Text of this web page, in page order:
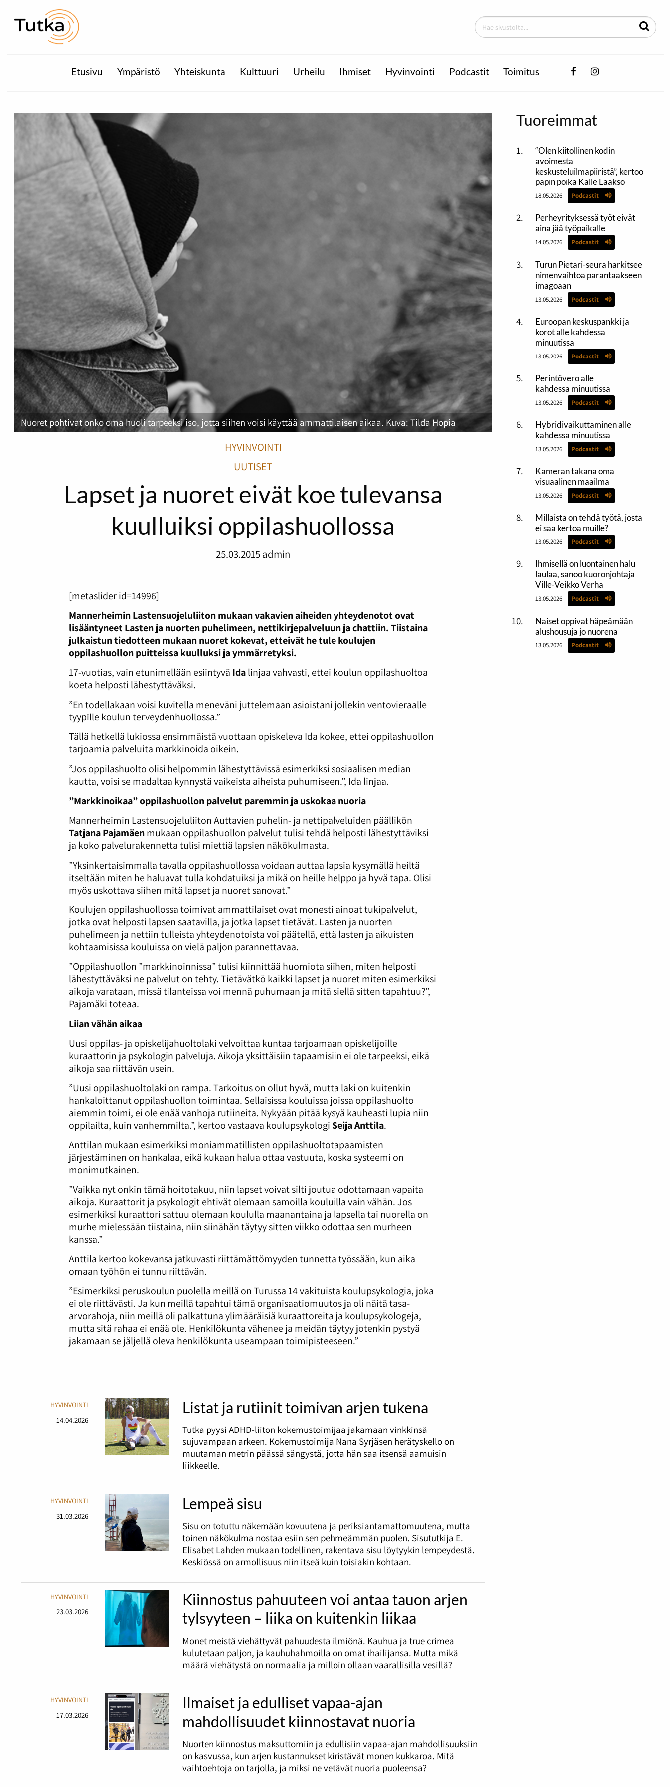
Etusivu Ympäristö Yhteiskunta Kulttuuri Urheilu Ihmiset Hyvinvointi Podcastit Toimitus FacebookInstagram
Nuoret pohtivat onko oma huoli tarpeeksi iso, jotta siihen voisi käyttää ammattilaisen aikaa. Kuva: Tilda Hopia
HYVINVOINTI
UUTISET
Lapset ja nuoret eivät koe tulevansa
kuulluiksi oppilashuollossa
25.03.2015admin
[metaslider id=14996]
Mannerheimin Lastensuojeluliiton mukaan vakavien aiheiden yhteydenotot ovat
lisääntyneet Lasten ja nuorten puhelimeen, nettikirjepalveluun ja chattiin. Tiistaina
julkaistun tiedotteen mukaan nuoret kokevat, etteivät he tule koulujen
oppilashuollon puitteissa kuulluksi ja ymmärretyksi.
17-vuotias, vain etunimellään esiintyvä Idalinjaa vahvasti, ettei koulun oppilashuoltoa
koeta helposti lähestyttäväksi.
”En todellakaan voisi kuvitella meneväni juttelemaan asioistani jollekin ventovieraalle
tyypille koulun terveydenhuollossa.”
Tällä hetkellä lukiossa ensimmäistä vuottaan opiskeleva Ida kokee, ettei oppilashuollon
tarjoamia palveluita markkinoida oikein.
”Jos oppilashuolto olisi helpommin lähestyttävissä esimerkiksi sosiaalisen median
kautta, voisi se madaltaa kynnystä vaikeista aiheista puhumiseen.”, Ida linjaa.
”Markkinoikaa” oppilashuollon palvelut paremmin ja uskokaa nuoria
Mannerheimin Lastensuojeluliiton Auttavien puhelin- ja nettipalveluiden päällikön
Tatjana Pajamäenmukaan oppilashuollon palvelut tulisi tehdä helposti lähestyttäviksi
ja koko palvelurakennetta tulisi miettiä lapsien näkökulmasta.
”Yksinkertaisimmalla tavalla oppilashuollossa voidaan auttaa lapsia kysymällä heiltä
itseltään miten he haluavat tulla kohdatuiksi ja mikä on heille helppo ja hyvä tapa. Olisi
myös uskottava siihen mitä lapset ja nuoret sanovat.”
Koulujen oppilashuollossa toimivat ammattilaiset ovat monesti ainoat tukipalvelut,
jotka ovat helposti lapsen saatavilla, ja jotka lapset tietävät. Lasten ja nuorten
puhelimeen ja nettiin tulleista yhteydenotoista voi päätellä, että lasten ja aikuisten
kohtaamisissa kouluissa on vielä paljon parannettavaa.
”Oppilashuollon ”markkinoinnissa” tulisi kiinnittää huomiota siihen, miten helposti
lähestyttäväksi ne palvelut on tehty. Tietävätkö kaikki lapset ja nuoret miten esimerkiksi
aikoja varataan, missä tilanteissa voi mennä puhumaan ja mitä siellä sitten tapahtuu?”,
Pajamäki toteaa.
Liian vähän aikaa
Uusi oppilas- ja opiskelijahuoltolaki velvoittaa kuntaa tarjoamaan opiskelijoille
kuraattorin ja psykologin palveluja. Aikoja yksittäisiin tapaamisiin ei ole tarpeeksi, eikä
aikoja saa riittävän usein.
”Uusi oppilashuoltolaki on rampa. Tarkoitus on ollut hyvä, mutta laki on kuitenkin
hankaloittanut oppilashuollon toimintaa. Sellaisissa kouluissa joissa oppilashuolto
aiemmin toimi, ei ole enää vanhoja rutiineita. Nykyään pitää kysyä kauheasti lupia niin
oppilailta, kuin vanhemmilta.”, kertoo vastaava koulupsykologi Seija Anttila.
Anttilan mukaan esimerkiksi moniammatillisten oppilashuoltotapaamisten
järjestäminen on hankalaa, eikä kukaan halua ottaa vastuuta, koska systeemi on
monimutkainen.
”Vaikka nyt onkin tämä hoitotakuu, niin lapset voivat silti joutua odottamaan vapaita
aikoja. Kuraattorit ja psykologit ehtivät olemaan samoilla kouluilla vain vähän. Jos
esimerkiksi kuraattori sattuu olemaan koululla maanantaina ja lapsella tai nuorella on
murhe mielessään tiistaina, niin siinähän täytyy sitten viikko odottaa sen murheen
kanssa.”
Anttila kertoo kokevansa jatkuvasti riittämättömyyden tunnetta työssään, kun aika
omaan työhön ei tunnu riittävän.
”Esimerkiksi peruskoulun puolella meillä on Turussa 14 vakituista koulupsykologia, joka
ei ole riittävästi. Ja kun meillä tapahtui tämä organisaatiomuutos ja oli näitä tasa-
arvorahoja, niin meillä oli palkattuna ylimääräisiä kuraattoreita ja koulupsykologeja,
mutta sitä rahaa ei enää ole. Henkilökunta vähenee ja meidän täytyy jotenkin pystyä
jakamaan se jäljellä oleva henkilökunta useampaan toimipisteeseen.”
HYVINVOINTI
14.04.2026
Listat ja rutiinit toimivan arjen tukena
Tutka pyysi ADHD-liiton kokemustoimijaa jakamaan vinkkinsä
sujuvampaan arkeen. Kokemustoimija Nana Syrjäsen herätyskello on
muutaman metrin päässä sängystä, jotta hän saa itsensä aamuisin
liikkeelle.
HYVINVOINTI
31.03.2026
Lempeä sisu
Sisu on totuttu näkemään kovuutena ja periksiantamattomuutena, mutta
toinen näkökulma nostaa esiin sen pehmeämmän puolen. Sisututkija E.
Elisabet Lahden mukaan todellinen, rakentava sisu löytyykin lempeydestä.
Keskiössä on armollisuus niin itseä kuin toisiakin kohtaan.
HYVINVOINTI
23.03.2026
Kiinnostus pahuuteen voi antaa tauon arjen
tylsyyteen – liika on kuitenkin liikaa
Monet meistä viehättyvät pahuudesta ilmiönä. Kauhua ja true crimea
kulutetaan paljon, ja kauhuhahmoilla on omat ihailijansa. Mutta mikä
määrä viehätystä on normaalia ja milloin ollaan vaarallisilla vesillä?
HYVINVOINTI
17.03.2026
Ilmaiset ja edulliset vapaa-ajan
mahdollisuudet kiinnostavat nuoria
Nuorten kiinnostus maksuttomiin ja edullisiin vapaa-ajan mahdollisuuksiin
on kasvussa, kun arjen kustannukset kiristävät monen kukkaroa. Mitä
vaihtoehtoja on tarjolla, ja miksi ne vetävät nuoria puoleensa?
Tuoreimmat
“Olen kiitollinen kodin
avoimesta
keskusteluilmapiiristä”, kertoo
papin poika Kalle Laakso
18.05.2026 Podcastit
Perheyrityksessä työt eivät
aina jää työpaikalle
14.05.2026 Podcastit
Turun Pietari-seura harkitsee
nimenvaihtoa parantaakseen
imagoaan
13.05.2026 Podcastit
Euroopan keskuspankki ja
korot alle kahdessa
minuutissa
13.05.2026 Podcastit
Perintövero alle
kahdessa minuutissa
13.05.2026 Podcastit
Hybridivaikuttaminen alle
kahdessa minuutissa
13.05.2026 Podcastit
Kameran takana oma
visuaalinen maailma
13.05.2026 Podcastit
Millaista on tehdä työtä, josta
ei saa kertoa muille?
13.05.2026 Podcastit
Ihmisellä on luontainen halu
laulaa, sanoo kuoronjohtaja
Ville-Veikko Verha
13.05.2026 Podcastit
Naiset oppivat häpeämään
alushousuja jo nuorena
13.05.2026 Podcastit